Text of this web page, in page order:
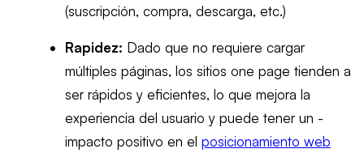
(suscripción, compra, descarga, etc.)
Rapidez: Dado que no requiere cargar
múltiples páginas, los sitios one page tienden a
ser rápidos y eficientes, lo que mejora la
experiencia del usuario y puede tener un -
impacto positivo en el posicionamiento web